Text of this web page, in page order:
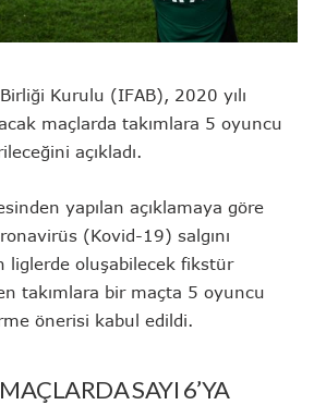
Kurulu (IFAB), 2020 yılı
maçlarda takımlara 5 oyuncu
açıkladı.
yapılan açıklamaya göre
(Kovid-19) salgını
liglerde oluşabilecek fikstür
takımlara bir maçta 5 oyuncu
önerisi kabul edildi.
SAYI 6’YA